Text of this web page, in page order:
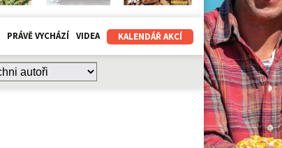
PRÁVĚ VYCHÁZÍ VIDEA KALENDÁŘ AKCÍ